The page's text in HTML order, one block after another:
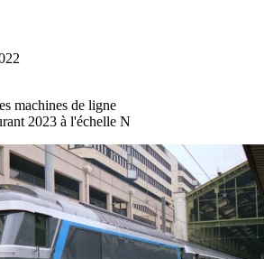
machines de ligne
2023 à l'échelle N